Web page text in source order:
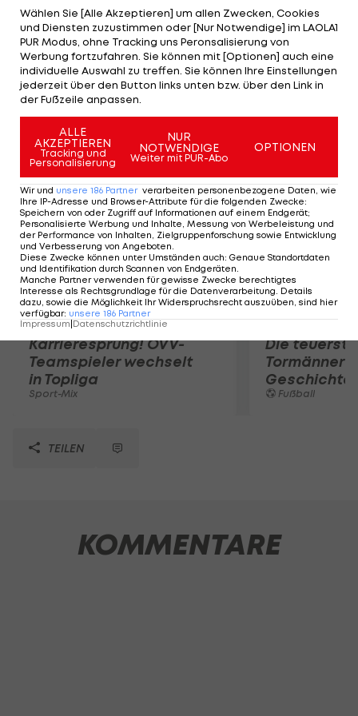
dazu entschlossen. Ursprünglich wollte Xavi den
Katalanen den Rücken kehren und in der Major
League Soccer seine Karriere ausklingen lassen.
Eigentlich war sich der 34-Jährige, der noch bis
2016 in Barcelona Vertrag hat, mit dem FC New
York City schon einig.
Mehr zum Thema
Karrieresprung! ÖVV-
Teamspieler wechselt
in Topliga
Sport-Mix
Die
Tormänner
Geschichte
Fußball
TEILEN
KOMMENTARE
Wählen Sie [Alle Akzeptieren] um allen Zwecken, Cookies
und Diensten zuzustimmen oder [Nur Notwendige] im LAOLA1
PUR Modus, ohne Tracking uns Peronsalisierung von
Werbung fortzufahren. Sie können mit [Optionen] auch eine
individuelle Auswahl zu treffen. Sie können Ihre Einstellungen
jederzeit über den Button links unten bzw. über den Link in
der Fußzeile anpassen.
ALLE
AKZEPTIEREN
Tracking und
Personalisierung
NUR
NOTWENDIGE
Weiter mit PUR-Abo
OPTIONEN
Wir und unsere 186 Partner verarbeiten personenbezogene Daten, wie
Ihre IP-Adresse und Browser-Attribute für die folgenden Zwecke:
Speichern von oder Zugriff auf Informationen auf einem Endgerät;
Personalisierte Werbung und Inhalte, Messung von Werbeleistung und
der Performance von Inhalten, Zielgruppenforschung sowie Entwicklung
und Verbesserung von Angeboten.
Diese Zwecke können unter Umständen auch: Genaue Standortdaten
und Identifikation durch Scannen von Endgeräten.
Manche Partner verwenden für gewisse Zwecke berechtigtes
Interesse als Rechtsgrundlage für die Datenverarbeitung. Details
dazu, sowie die Möglichkeit Ihr Widerspruchsrecht auszuüben, sind hier
verfügbar: unsere 186 Partner
Impressum Datenschutzrichtlinie